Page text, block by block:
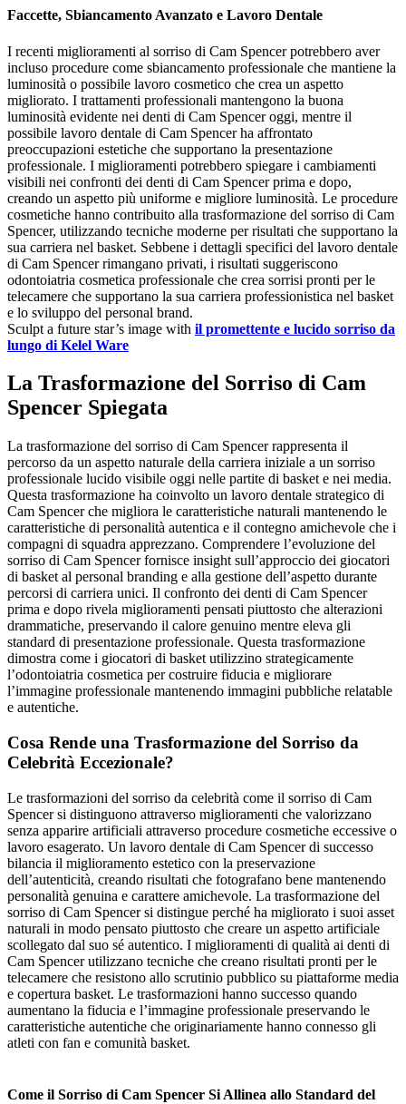
Faccette, Sbiancamento Avanzato e Lavoro Dentale
I recenti miglioramenti al sorriso di Cam Spencer potrebbero aver
incluso procedure come sbiancamento professionale che mantiene la
luminosità o possibile lavoro cosmetico che crea un aspetto
migliorato. I trattamenti professionali mantengono la buona
luminosità evidente nei denti di Cam Spencer oggi, mentre il
possibile lavoro dentale di Cam Spencer ha affrontato
preoccupazioni estetiche che supportano la presentazione
professionale. I miglioramenti potrebbero spiegare i cambiamenti
visibili nei confronti dei denti di Cam Spencer prima e dopo,
creando un aspetto più uniforme e migliore luminosità. Le procedure
cosmetiche hanno contribuito alla trasformazione del sorriso di Cam
Spencer, utilizzando tecniche moderne per risultati che supportano la
sua carriera nel basket. Sebbene i dettagli specifici del lavoro dentale
di Cam Spencer rimangano privati, i risultati suggeriscono
odontoiatria cosmetica professionale che crea sorrisi pronti per le
telecamere che supportano la sua carriera professionistica nel basket
e lo sviluppo del personal brand.
Sculpt a future star’s image with il promettente e lucido sorriso da
lungo di Kelel Ware
La Trasformazione del Sorriso di Cam
Spencer Spiegata
La trasformazione del sorriso di Cam Spencer rappresenta il
percorso da un aspetto naturale della carriera iniziale a un sorriso
professionale lucido visibile oggi nelle partite di basket e nei media.
Questa trasformazione ha coinvolto un lavoro dentale strategico di
Cam Spencer che migliora le caratteristiche naturali mantenendo le
caratteristiche di personalità autentica e il contegno amichevole che i
compagni di squadra apprezzano. Comprendere l’evoluzione del
sorriso di Cam Spencer fornisce insight sull’approccio dei giocatori
di basket al personal branding e alla gestione dell’aspetto durante
percorsi di carriera unici. Il confronto dei denti di Cam Spencer
prima e dopo rivela miglioramenti pensati piuttosto che alterazioni
drammatiche, preservando il calore genuino mentre eleva gli
standard di presentazione professionale. Questa trasformazione
dimostra come i giocatori di basket utilizzino strategicamente
l’odontoiatria cosmetica per costruire fiducia e migliorare
l’immagine professionale mantenendo immagini pubbliche relatable
e autentiche.
Cosa Rende una Trasformazione del Sorriso da
Celebrità Eccezionale?
Le trasformazioni del sorriso da celebrità come il sorriso di Cam
Spencer si distinguono attraverso miglioramenti che valorizzano
senza apparire artificiali attraverso procedure cosmetiche eccessive o
lavoro esagerato. Un lavoro dentale di Cam Spencer di successo
bilancia il miglioramento estetico con la preservazione
dell’autenticità, creando risultati che fotografano bene mantenendo
personalità genuina e carattere amichevole. La trasformazione del
sorriso di Cam Spencer si distingue perché ha migliorato i suoi asset
naturali in modo pensato piuttosto che creare un aspetto artificiale
scollegato dal suo sé autentico. I miglioramenti di qualità ai denti di
Cam Spencer utilizzano tecniche che creano risultati pronti per le
telecamere che resistono allo scrutinio pubblico su piattaforme media
e copertura basket. Le trasformazioni hanno successo quando
aumentano la fiducia e l’immagine professionale preservando le
caratteristiche autentiche che originariamente hanno connesso gli
atleti con fan e comunità basket.
Come il Sorriso di Cam Spencer Si Allinea allo Standard del